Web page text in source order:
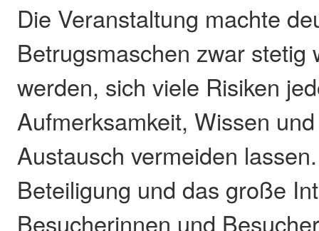
Die Veranstaltung machte
Betrugsmaschen zwar stetig
werden, sich viele Risiken
Aufmerksamkeit, Wissen
Austausch vermeiden
Beteiligung und das große
Besucherinnen und